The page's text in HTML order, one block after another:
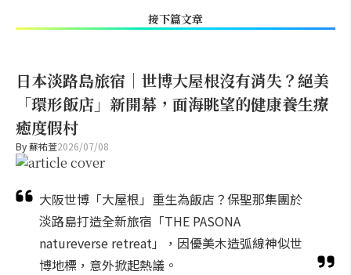
接下篇文章
日本淡路島旅宿｜世博大屋根沒有消失？絕美
「環形飯店」新開幕，面海眺望的健康養生療
癒度假村
By蘇祐萱2026/07/08
大阪世博「大屋根」重生為飯店？保聖那集團於
淡路島打造全新旅宿「THE PASONA
natureverse retreat」，因優美木造弧線神似世
博地標，意外掀起熱議。